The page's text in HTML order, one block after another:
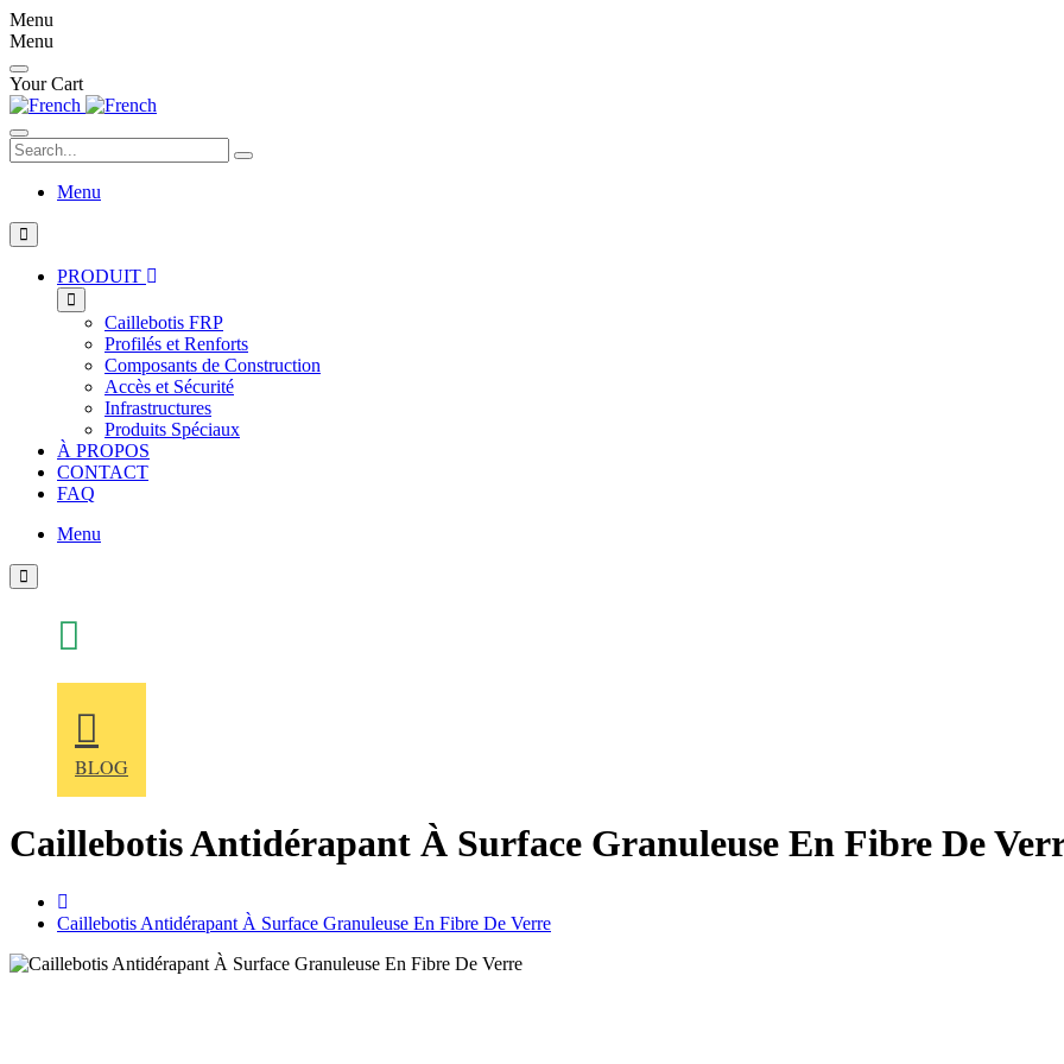
Menu
Menu
Your Cart
Search...
Menu
PRODUIT
Caillebotis FRP
Profilés et Renforts
Composants de Construction
Accès et Sécurité
Infrastructures
Produits Spéciaux
À PROPOS
CONTACT
FAQ
Menu
BLOG
Caillebotis Antidérapant À Surface Granuleuse En Fibre De
Caillebotis Antidérapant À Surface Granuleuse En Fibre De Verre